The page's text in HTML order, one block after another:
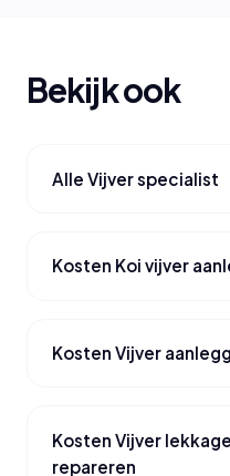
Bekijk ook
Alle Vijver specialist
Kosten Koi vijver
Kosten Vijver
Kosten Vijver
repareren